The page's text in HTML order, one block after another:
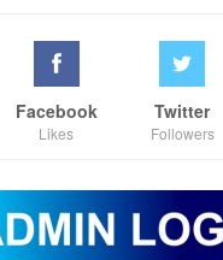
Facebook
Likes
Twitter
Followers